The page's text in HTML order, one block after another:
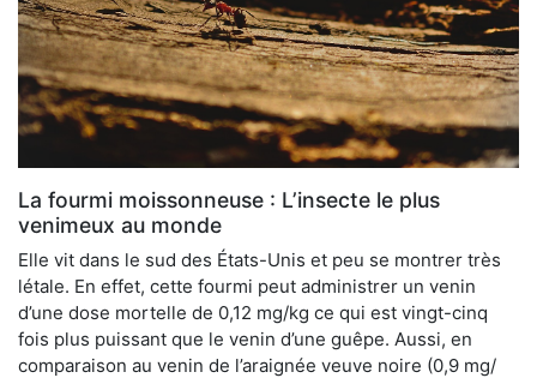
La fourmi moissonneuse : L’insecte le plus
venimeux au monde
Elle vit dans le sud des États-Unis et peu se montrer très
létale. En effet, cette fourmi peut administrer un venin
d’une dose mortelle de 0,12 mg/kg ce qui est vingt-cinq
fois plus puissant que le venin d’une guêpe. Aussi, en
comparaison au venin de l’araignée veuve noire (0,9 mg/